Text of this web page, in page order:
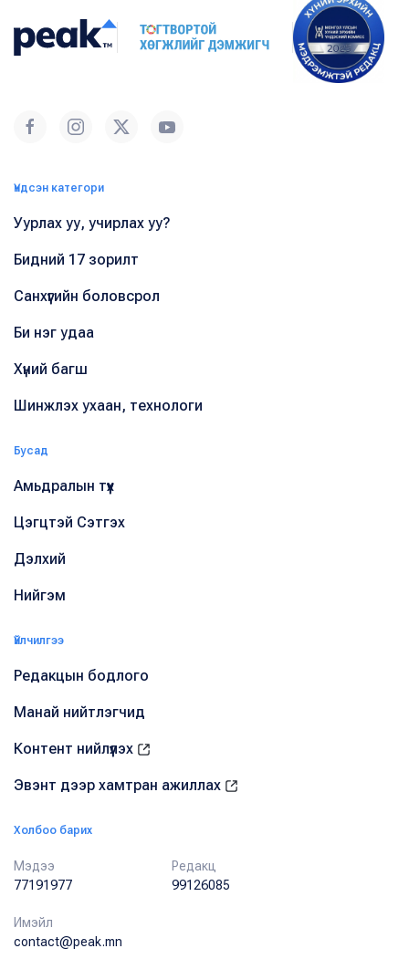
Үндсэн категори
Уурлах уу, учирлах уу?
Бидний 17 зорилт
Санхүүгийн боловсрол
Би нэг удаа
Хүний багш
Шинжлэх ухаан, технологи
Бусад
Амьдралын түүх
Цэгцтэй Сэтгэх
Дэлхий
Нийгэм
Үйлчилгээ
Редакцын бодлого
Манай нийтлэгчид
Контент нийлүүлэх
Эвэнт дээр хамтран ажиллах
Холбоо барих
Мэдээ
77191977
Редакц
99126085
Имэйл
contact@peak.mn